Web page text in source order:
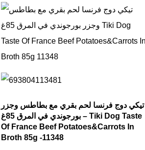
تيكي دوج فرنسا لحم بقري مع بطاطس وجزر
بورجوندي في المرق 85غ – Tiki Dog Taste
Of France Beef Potatoes&Carrots In
Broth 85g -11348